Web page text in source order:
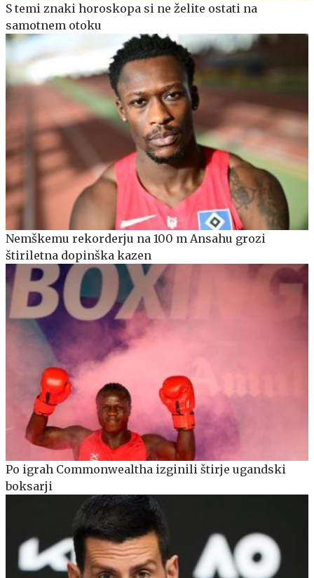
S temi znaki horoskopa si ne želite ostati na
samotnem otoku
Nemškemu rekorderju na 100 m Ansahu grozi
štiriletna dopinška kazen
Po igrah Commonwealtha izginili štirje ugandski
boksarji